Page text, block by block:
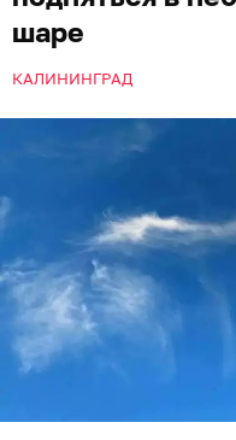
шаре
КАЛИНИНГРАД